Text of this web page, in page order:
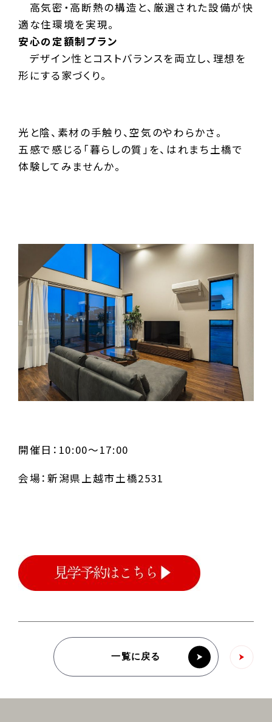
高気密・高断熱の構造と、厳選された設備が快
適な住環境を実現。
安心の定額制プラン
デザイン性とコストバランスを両立し、理想を
形にする家づくり。
光と陰、素材の手触り、空気のやわらかさ。
五感で感じる「暮らしの質」を、はれまち土橋で
体験してみませんか。
開催日：10:00～17:00
会場：新潟県上越市土橋2531
一覧に戻る